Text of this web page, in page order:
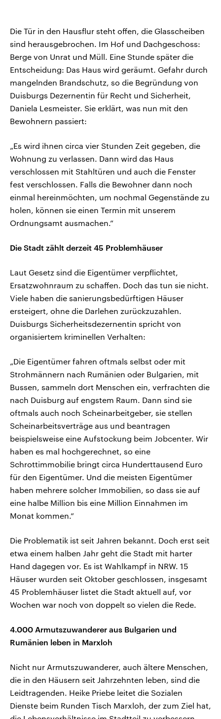
Die Tür in den Hausflur steht offen, die Glasscheiben
sind herausgebrochen. Im Hof und Dachgeschoss:
Berge von Unrat und Müll. Eine Stunde später die
Entscheidung: Das Haus wird geräumt. Gefahr durch
mangelnden Brandschutz, so die Begründung von
Duisburgs Dezernentin für Recht und Sicherheit,
Daniela Lesmeister. Sie erklärt, was nun mit den
Bewohnern passiert:
„Es wird ihnen circa vier Stunden Zeit gegeben, die
Wohnung zu verlassen. Dann wird das Haus
verschlossen mit Stahltüren und auch die Fenster
fest verschlossen. Falls die Bewohner dann noch
einmal hereinmöchten, um nochmal Gegenstände zu
holen, können sie einen Termin mit unserem
Ordnungsamt ausmachen.”
Die Stadt zählt derzeit 45 Problemhäuser
Laut Gesetz sind die Eigentümer verpflichtet,
Ersatzwohnraum zu schaffen. Doch das tun sie nicht.
Viele haben die sanierungsbedürftigen Häuser
ersteigert, ohne die Darlehen zurückzuzahlen.
Duisburgs Sicherheitsdezernentin spricht von
organisiertem kriminellen Verhalten:
„Die Eigentümer fahren oftmals selbst oder mit
Strohmännern nach Rumänien oder Bulgarien, mit
Bussen, sammeln dort Menschen ein, verfrachten die
nach Duisburg auf engstem Raum. Dann sind sie
oftmals auch noch Scheinarbeitgeber, sie stellen
Scheinarbeitsverträge aus und beantragen
beispielsweise eine Aufstockung beim Jobcenter. Wir
haben es mal hochgerechnet, so eine
Schrottimmobilie bringt circa Hunderttausend Euro
für den Eigentümer. Und die meisten Eigentümer
haben mehrere solcher Immobilien, so dass sie auf
eine halbe Million bis eine Million Einnahmen im
Monat kommen.”
Die Problematik ist seit Jahren bekannt. Doch erst seit
etwa einem halben Jahr geht die Stadt mit harter
Hand dagegen vor. Es ist Wahlkampf in NRW. 15
Häuser wurden seit Oktober geschlossen, insgesamt
45 Problemhäuser listet die Stadt aktuell auf, vor
Wochen war noch von doppelt so vielen die Rede.
4.000 Armutszuwanderer aus Bulgarien und
Rumänien leben in Marxloh
Nicht nur Armutszuwanderer, auch ältere Menschen,
die in den Häusern seit Jahrzehnten leben, sind die
Leidtragenden. Heike Priebe leitet die Sozialen
Dienste beim Runden Tisch Marxloh, der zum Ziel hat,